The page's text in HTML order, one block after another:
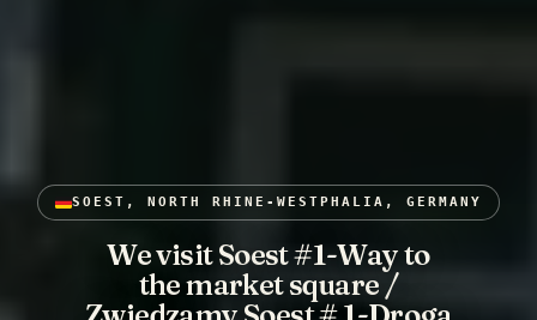
SOEST, NORTH RHINE-WESTPHALIA, GERMANY
We visit Soest #1-Way to
the market square /